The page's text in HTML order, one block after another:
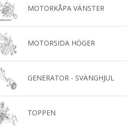
MOTORKÅPA VÄNSTER
MOTORSIDA HÖGER
GENERATOR - SVÄNGHJUL
TOPPEN